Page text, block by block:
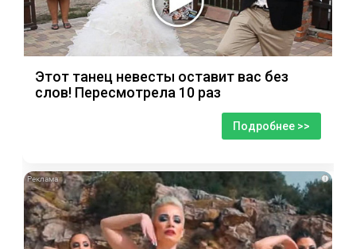
Этот танец невесты оставит вас без
слов! Пересмотрела 10 раз
Подробнее >>
i